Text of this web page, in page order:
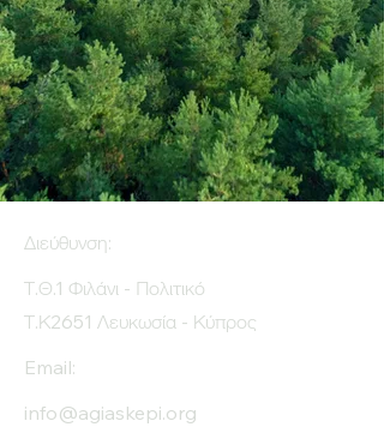
Διεύθυνση:
Τ.Θ.1 Φιλάνι - Πολιτικό
Τ.Κ2651 Λευκωσία - Κύπρος
Email:
info@agiaskepi.org